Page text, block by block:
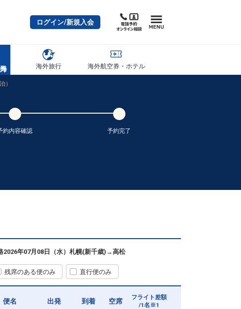
ログイン/新規入会
海外旅行 海外航空券・ホテル
）
約内容確認 予約完了
2026年07月08日（水） 札幌(新千歳) →高松
残席のある便のみ 直行便のみ
便名 出発 到着 空席
フライト差額
/1名※1